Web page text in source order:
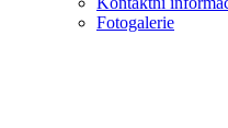
Fotogalerie